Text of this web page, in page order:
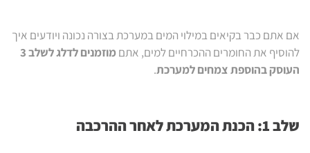
אם אתם כבר בקיאים במילוי המים במערכת בצורה נכונה ויודעים איך
להוסיף את החומרים ההכרחיים למים, אתם
מוזמנים לדלג לשלב 3
העוסק בהוספת צמחים למערכת.
שלב 1: הכנת המערכת לאחר ההרכבה